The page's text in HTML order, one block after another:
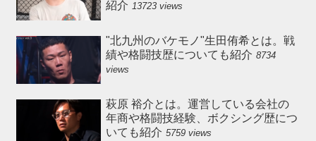
紹介 13723 views
"北九州のバケモノ"生田侑希とは。戦
績や格闘技歴についても紹介 8734
views
萩原 裕介とは。運営している会社の
年商や格闘技経験、ボクシング歴につ
いても紹介 5759 views